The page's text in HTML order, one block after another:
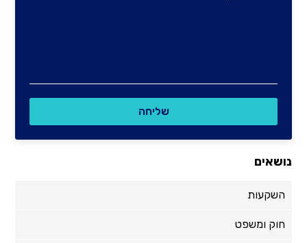
נושאים
השקעות
חוק ומשפט